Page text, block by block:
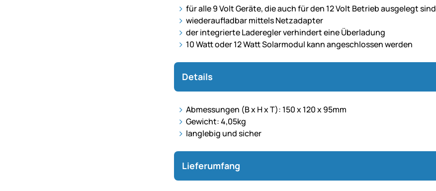
für alle 9 Volt Geräte, die auch für den 12 Volt Betrieb ausgelegt sind
wiederaufladbar mittels Netzadapter
der integrierte Laderegler verhindert eine Überladung
10 Watt oder 12 Watt Solarmodul kann angeschlossen werden
Details
Abmessungen (B x H x T): 150 x 120 x 95mm
Gewicht: 4,05kg
langlebig und sicher
Lieferumfang